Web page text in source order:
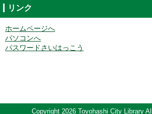
リンク
ホームページへ
パソコンへ
パスワードさいはっこう
Copyright 2026 Toyohashi City Library